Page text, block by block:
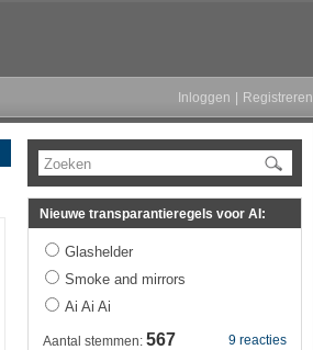
Inloggen Registreren
Zoeken
Nieuwe transparantieregels voor AI:
Glashelder
Smoke and mirrors
Ai Ai Ai
9 reacties
Aantal stemmen: 567